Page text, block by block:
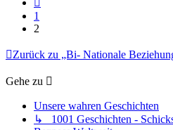
1
2
Zurück zu „Bi- Nationale
Gehe zu
Unsere wahren Geschichten
↳ 1001 Geschichten -